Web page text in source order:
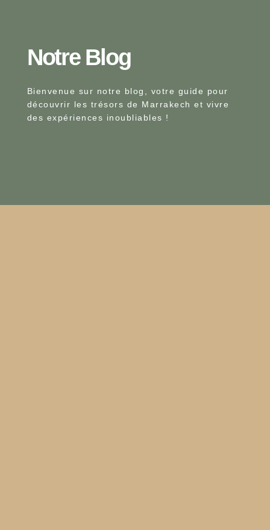
Notre Blog​
Bienvenue sur notre blog, votre guide pour
découvrir les trésors de Marrakech et vivre
des expériences inoubliables !